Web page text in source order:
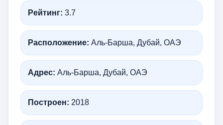
Рейтинг: 3.7
Расположение: Аль-Барша, Дубай, ОАЭ
Адрес: Аль-Барша, Дубай, ОАЭ
Построен: 2018